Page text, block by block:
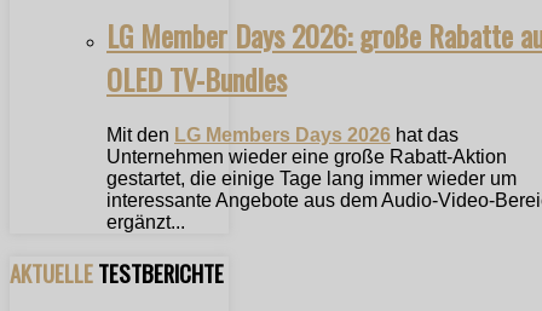
LG Member Days 2026: große Rabatte
OLED TV-Bundles
Mit den LG Members Days 2026 hat das
Unternehmen wieder eine große Rabatt-Aktion
gestartet, die einige Tage lang immer wieder um
interessante Angebote aus dem Audio-Video-
ergänzt...
AKTUELLETESTBERICHTE